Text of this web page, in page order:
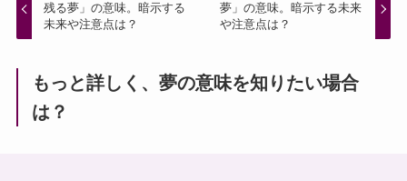
残る夢」の意味。暗示する
未来や注意点は？
夢」の意味。暗示する未来
や注意点は？
もっと詳しく、夢の意味を知りたい場合
は？